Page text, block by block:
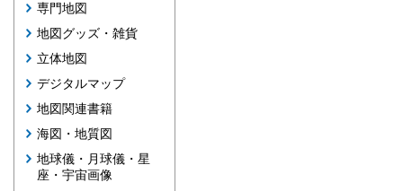
専門地図
地図グッズ・雑貨
立体地図
デジタルマップ
地図関連書籍
海図・地質図
地球儀・月球儀・星
座・宇宙画像